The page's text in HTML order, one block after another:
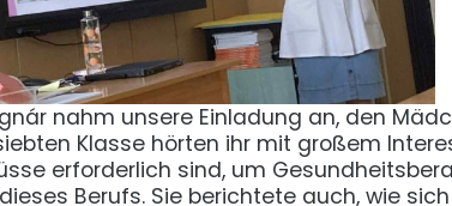
nahm unsere Einladung an, den
Klasse hörten ihr mit großem
erforderlich sind, um
Berufs. Sie berichtete auch, wie